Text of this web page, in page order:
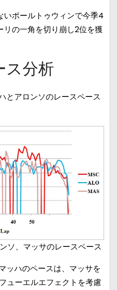
ポールトゥウィンで今季4
の一角を切り崩し2位を獲
ス分析
とアロンソのレースペース
ソ、マッサのレースペース
ッハのペースは、マッサを
ューエルエフェクトを考慮